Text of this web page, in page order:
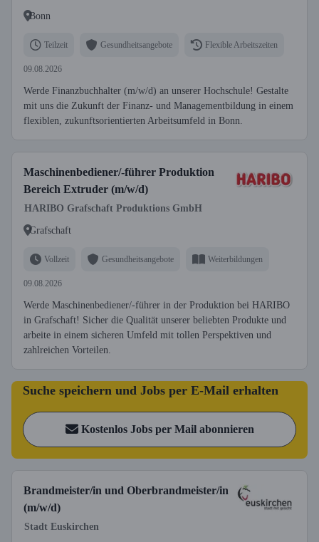
Bonn
Teilzeit Gesundheitsangebote Flexible Arbeitszeiten
09.08.2026
Werde Finanzbuchhalter (m/w/d) an unserer Hochschule! Gestalte
mit uns die Zukunft der Finanz- und Managementbildung in einem
flexiblen, zukunftsorientierten Arbeitsumfeld in Bonn.
Maschinenbediener/-führer Produktion
Bereich Extruder (m/w/d)
HARIBO Grafschaft Produktions GmbH
Grafschaft
Vollzeit Gesundheitsangebote Weiterbildungen
09.08.2026
Werde Maschinenbediener/-führer in der Produktion bei HARIBO
in Grafschaft! Sicher die Qualität unserer beliebten Produkte und
arbeite in einem sicheren Umfeld mit tollen Perspektiven und
zahlreichen Vorteilen.
Suche speichern und Jobs per E-Mail erhalten
Kostenlos Jobs per Mail abonnieren
Brandmeister/in und Oberbrandmeister/in
(m/w/d)
Stadt Euskirchen